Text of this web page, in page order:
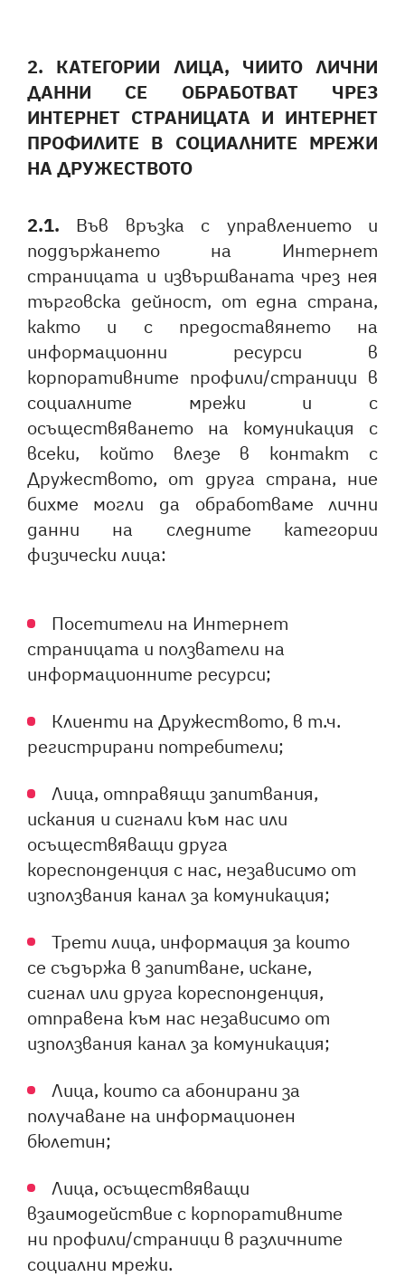
2. КАТЕГОРИИ ЛИЦА, ЧИИТО ЛИЧНИ
ДАННИ СЕ ОБРАБОТВАТ ЧРЕЗ
ИНТЕРНЕТ СТРАНИЦАТА И ИНТЕРНЕТ
ПРОФИЛИТЕ В СОЦИАЛНИТЕ МРЕЖИ
НА ДРУЖЕСТВОТО
2.1. Във връзка с управлението и
поддържането на Интернет
страницата и извършваната чрез нея
търговска дейност, от една страна,
както и с предоставянето на
информационни ресурси в
корпоративните профили/страници в
социалните мрежи и с
осъществяването на комуникация с
всеки, който влезе в контакт с
Дружеството, от друга страна, ние
бихме могли да обработваме лични
данни на следните категории
физически лица:
Посетители на Интернет
страницата и ползватели на
информационните ресурси;
Клиенти на Дружеството, в т.ч.
регистрирани потребители;
Лица, отправящи запитвания,
искания и сигнали към нас или
осъществяващи друга
кореспонденция с нас, независимо от
използвания канал за комуникация;
Трети лица, информация за които
се съдържа в запитване, искане,
сигнал или друга кореспонденция,
отправена към нас независимо от
използвания канал за комуникация;
Лица, които са абонирани за
получаване на информационен
бюлетин;
Лица, осъществяващи
взаимодействие с корпоративните
ни профили/страници в различните
социални мрежи.